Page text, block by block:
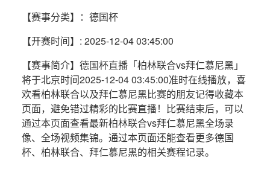
【赛事分类】：德国杯
【开赛时间】: 2025-12-04 03:45:00
【赛事简介】德国杯直播「柏林联合vs拜仁慕尼黑」
将于北京时间2025-12-04 03:45:00准时在线播放，喜
欢看柏林联合以及拜仁慕尼黑比赛的朋友记得收藏本
页面，避免错过精彩的比赛直播！比赛结束后，可以
通过本页面查看最新柏林联合vs拜仁慕尼黑全场录
像、全场视频集锦。通过本页面还能查看更多德国
杯、柏林联合、拜仁慕尼黑的相关赛程记录。